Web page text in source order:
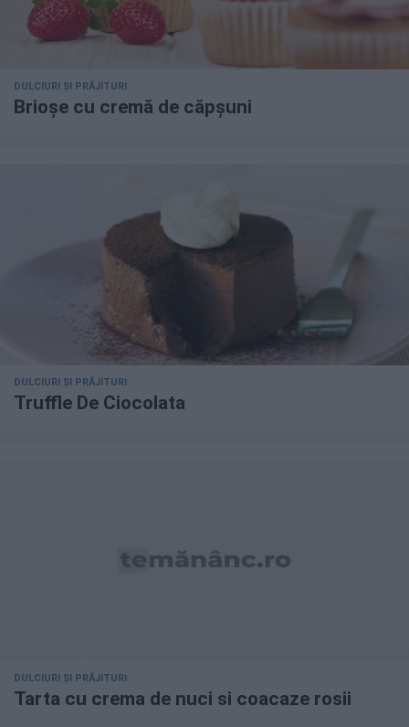
DULCIURI ȘI PRĂJITURI
Brioșe cu cremă de căpșuni
DULCIURI ȘI PRĂJITURI
Truffle De Ciocolata
DULCIURI ȘI PRĂJITURI
Tarta cu crema de nuci si coacaze rosii